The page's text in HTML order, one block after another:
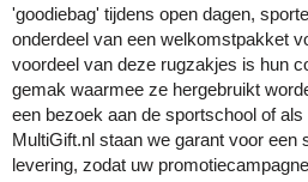
'goodiebag' tijdens open dagen,
onderdeel van een welkomstpakket
voordeel van deze rugzakjes is hun
gemak waarmee ze hergebruikt
een bezoek aan de sportschool of
MultiGift.nl staan we garant voor een
levering, zodat uw